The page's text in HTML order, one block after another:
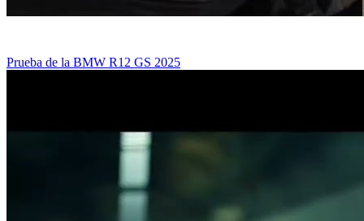
Prueba de la BMW R12 GS 2025